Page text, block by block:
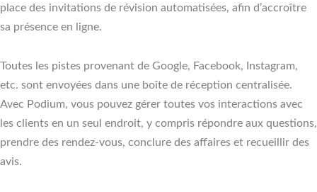
place des invitations de révision automatisées, afin d’accroître
sa présence en ligne.
Toutes les pistes provenant de Google, Facebook, Instagram,
etc. sont envoyées dans une boîte de réception centralisée.
Avec Podium, vous pouvez gérer toutes vos interactions avec
les clients en un seul endroit, y compris répondre aux questions,
prendre des rendez-vous, conclure des affaires et recueillir des
avis.